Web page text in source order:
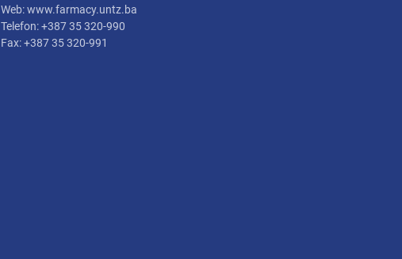
Web: www.farmacy.untz.ba
Telefon: +387 35 320-990
Fax: +387 35 320-991